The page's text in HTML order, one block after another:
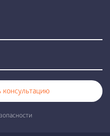
консультацию